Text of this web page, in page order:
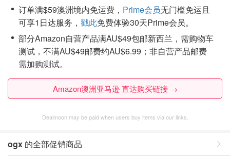
订单满$59澳洲境内免运费， Prime会员无门槛免运且
可享1日达服务， 戳此免费体验30天Prime会员。
部分Amazon自营产品满AU$49包邮新西兰，需购物车
测试，不满AU$49邮费约AU$6.99；非自营产品邮费
需加购测试。
Amazon澳洲亚马逊 直达购买链接 →
Dealmoon may be paid when users buy items via our links.
ogx 的全部促销商品